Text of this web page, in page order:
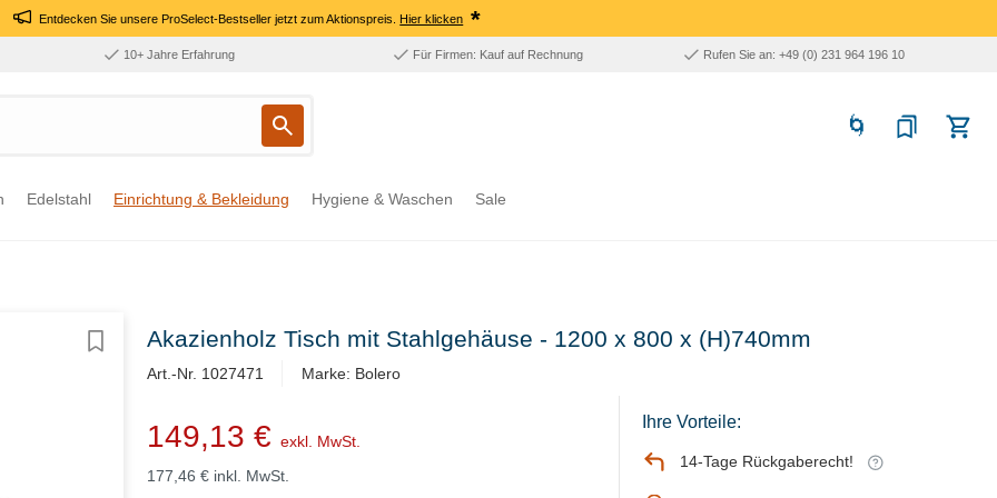
Entdecken Sie unsere ProSelect-Bestseller jetzt zum Aktionspreis.Hier klicken *
10+ Jahre Erfahrung Für Firmen: Kauf auf Rechnung Rufen Sie an: +49 (0) 231 964 196 10
Edelstahl Einrichtung & Bekleidung Hygiene & Waschen Sale
Akazienholz Tisch mit Stahlgehäuse - 1200 x 800 x (H)740mm
Art.-Nr. 1027471 Marke: Bolero
149,13 € exkl. MwSt.
177,46 € inkl. MwSt.
Ihre Vorteile:
14-Tage Rückgaberecht!